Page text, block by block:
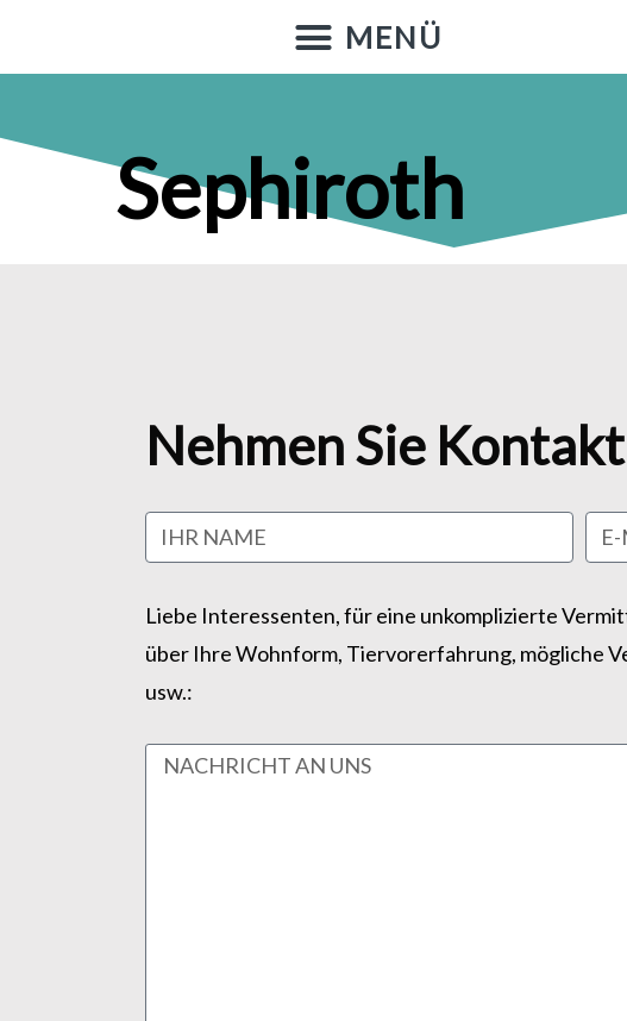
Sephiroth
Nehmen Sie
Liebe Interessenten, für eine unkomplizierte
über Ihre Wohnform, Tiervorerfahrung, mögliche
usw.: